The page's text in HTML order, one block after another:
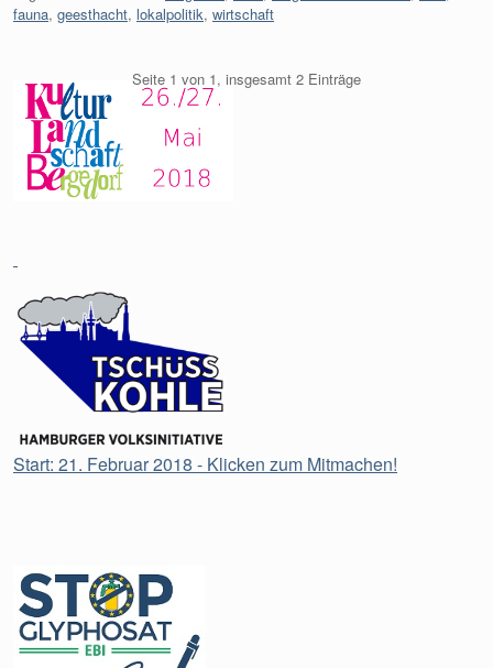
fauna, geesthacht, lokalpolitik, wirtschaft
Seite 1 von 1, insgesamt 2 Einträge
Start: 21. Februar 2018 - Klicken zum Mitmachen!